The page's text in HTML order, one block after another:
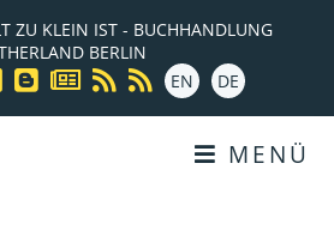
ZU KLEIN IST - BUCHHANDLUNG
BERLIN
EN
DE
MENÜ